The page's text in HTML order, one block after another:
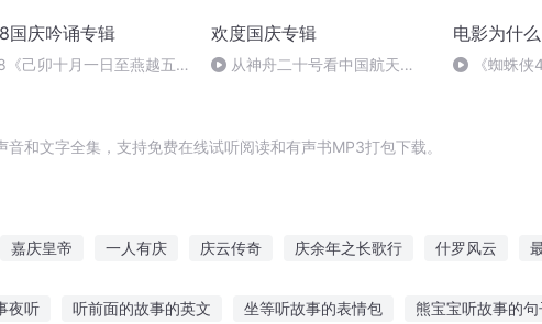
国庆吟诵专辑
《己卯十月一日至燕越五
欢度国庆专辑
从神舟二十号看中国航天
电影为什么
《蜘蛛
和文字全集，支持免费在线试听阅读和有声书MP3打包下载。
嘉庆皇帝 一人有庆 庆云传奇 庆余年之长歌行 什罗风云
夜听 听前面的故事的英文 坐等听故事的表情包 熊宝宝听故事的句